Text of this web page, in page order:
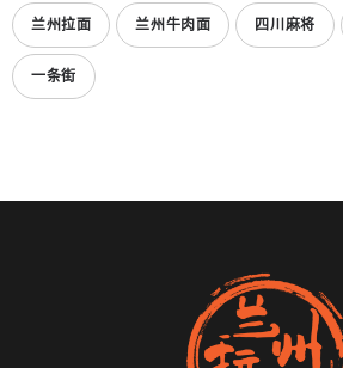
兰州拉面 兰州牛肉面 四川麻将
一条街